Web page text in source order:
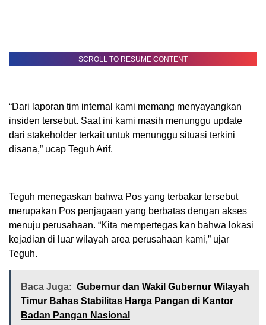
SCROLL TO RESUME CONTENT
“Dari laporan tim internal kami memang menyayangkan
insiden tersebut. Saat ini kami masih menunggu update
dari stakeholder terkait untuk menunggu situasi terkini
disana,” ucap Teguh Arif.
Teguh menegaskan bahwa Pos yang terbakar tersebut
merupakan Pos penjagaan yang berbatas dengan akses
menuju perusahaan. “Kita mempertegas kan bahwa lokasi
kejadian di luar wilayah area perusahaan kami,” ujar
Teguh.
Baca Juga: Gubernur dan Wakil Gubernur Wilayah
Timur Bahas Stabilitas Harga Pangan di Kantor
Badan Pangan Nasional